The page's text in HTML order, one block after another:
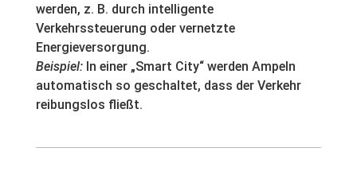
werden, z. B. durch intelligente
Verkehrssteuerung oder vernetzte
Energieversorgung.
Beispiel:In einer „Smart City“ werden Ampeln
automatisch so geschaltet, dass der Verkehr
reibungslos fließt.